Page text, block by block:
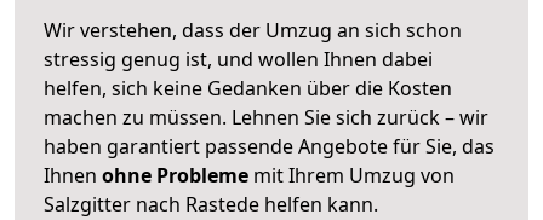
Wir verstehen, dass der Umzug an sich schon
stressig genug ist, und wollen Ihnen dabei
helfen, sich keine Gedanken über die Kosten
machen zu müssen. Lehnen Sie sich zurück – wir
haben garantiert passende Angebote für Sie, das
Ihnen ohne Probleme mit Ihrem Umzug von
Salzgitter nach Rastede helfen kann.